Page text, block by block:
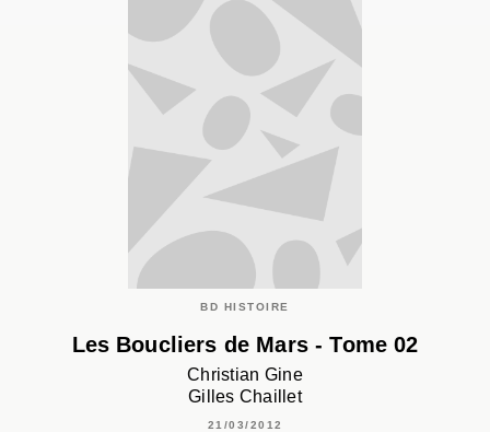
BD HISTOIRE
Les Boucliers de Mars - Tome 02
Christian Gine
Gilles Chaillet
21/03/2012